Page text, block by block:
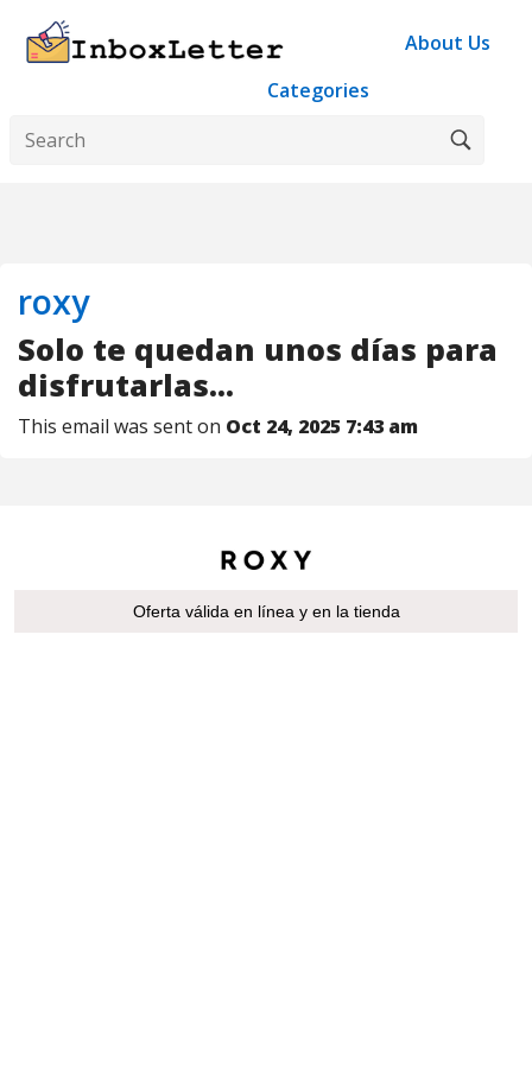
About Us
Categories
roxy
Solo te quedan unos días para
disfrutarlas...
This email was sent on Oct 24, 2025 7:43 am